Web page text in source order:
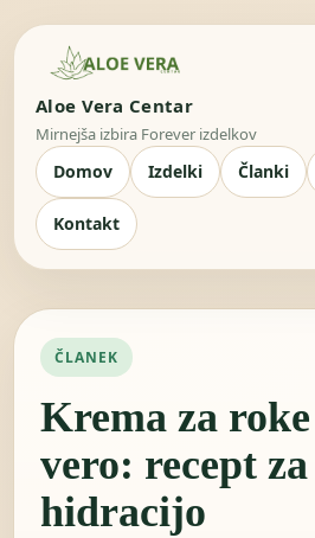
Aloe Vera Centar
Mirnejša izbira Forever izdelkov
Domov Izdelki Članki
Kontakt
ČLANEK
Krema za roke
vero: recept
hidracijo